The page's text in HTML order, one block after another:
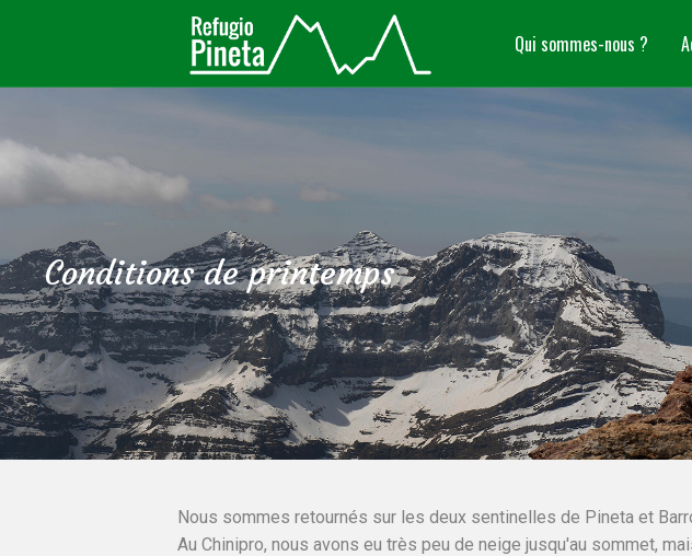
Qui sommes-nous ?
Conditions de printemps
Nous sommes retournés sur les deux sentinelles de Pineta et
Au Chinipro, nous avons eu très peu de neige jusqu'au sommet,